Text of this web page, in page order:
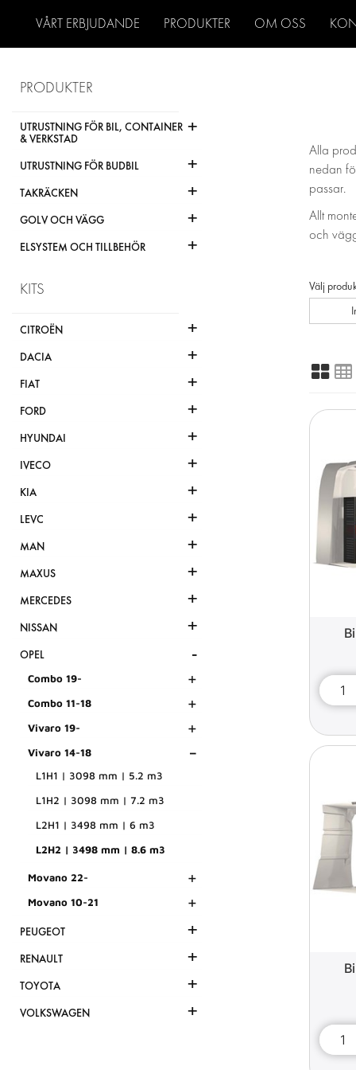
VÅRT ERBJUDANDE PRODUKTER OM OSS
PRODUKTER
UTRUSTNING FÖR BIL, CONTAINER
& VERKSTAD
+
UTRUSTNING FÖR BUDBIL +
TAKRÄCKEN +
GOLV OCH VÄGG +
ELSYSTEM OCH TILLBEHÖR +
KITS
CITROËN +
DACIA +
FIAT +
FORD +
HYUNDAI +
IVECO +
KIA +
LEVC +
MAN +
MAXUS +
MERCEDES +
NISSAN +
OPEL -
Combo 19- +
Combo 11-18 +
Vivaro 19- +
Vivaro 14-18 -
L1H1 | 3098 mm | 5.2 m3
L1H2 | 3098 mm | 7.2 m3
L2H1 | 3498 mm | 6 m3
L2H2 | 3498 mm | 8.6 m3
Movano 22- +
Movano 10-21 +
PEUGEOT +
RENAULT +
TOYOTA +
VOLKSWAGEN +
Alla
nedan
passar.
Allt
och
Välj